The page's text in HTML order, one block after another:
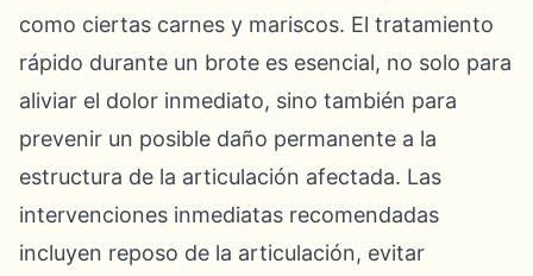
como ciertas carnes y mariscos. El tratamiento
rápido durante un brote es esencial, no solo para
aliviar el dolor inmediato, sino también para
prevenir un posible daño permanente a la
estructura de la articulación afectada. Las
intervenciones inmediatas recomendadas
incluyen reposo de la articulación, evitar